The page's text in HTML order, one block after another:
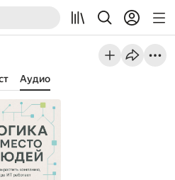
Аудио